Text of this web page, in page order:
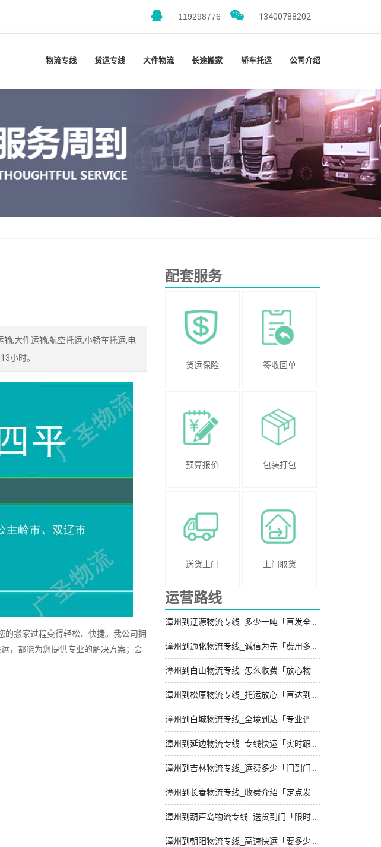
119298776 13400788202
物流专线 货运专线 大件物流 长途搬家 轿车托运 公司介绍
,大件运输,航空托运,小轿车托运,电
小时。
搬家过程变得轻松、快捷。我公司拥
，都能为您提供专业的解决方案；会
配套服务
货运保险 签收回单
预算报价 包装打包
送货上门 上门取货
运营路线
漳州到辽源物流专线_多少一吨「直发全境」
漳州到通化物流专线_诚信为先「费用多少」
漳州到白山物流专线_怎么收费「放心物流」
漳州到松原物流专线_托运放心「直达到站」
漳州到白城物流专线_全境到达「专业调车」
漳州到延边物流专线_专线快运「实时跟踪 」
漳州到吉林物流专线_运费多少「门到门接送」
漳州到长春物流专线_收费介绍「定点发车」
漳州到葫芦岛物流专线_送货到门「限时必达」
漳州到朝阳物流专线_高速快运「要多少钱」